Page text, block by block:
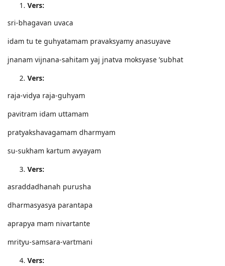
Vers:
sri-bhagavan uvaca
idam tu te guhyatamam pravaksyamy anasuyave
jnanam vijnana-sahitam yaj jnatva moksyase ’subhat
Vers:
raja-vidya raja-guhyam
pavitram idam uttamam
pratyakshavagamam dharmyam
su-sukham kartum avyayam
Vers:
asraddadhanah purusha
dharmasyasya parantapa
aprapya mam nivartante
mrityu-samsara-vartmani
Vers: